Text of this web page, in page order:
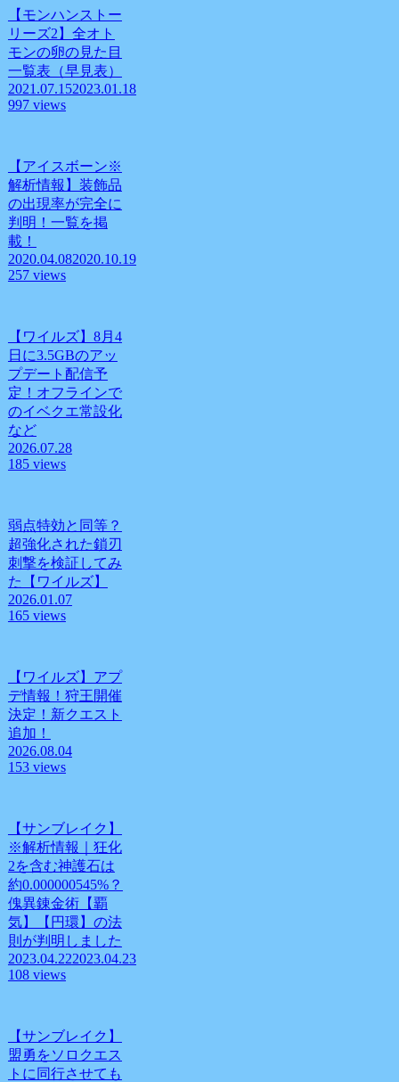
【モンハンストー
リーズ2】全オト
モンの卵の見た目
一覧表（早見表）
2021.07.152023.01.18
997 views
【アイスボーン※
解析情報】装飾品
の出現率が完全に
判明！一覧を掲
載！
2020.04.082020.10.19
257 views
【ワイルズ】8月4
日に3.5GBのアッ
プデート配信予
定！オフラインで
のイベクエ常設化
など
2026.07.28
185 views
弱点特効と同等？
超強化された鎖刃
刺撃を検証してみ
た【ワイルズ】
2026.01.07
165 views
【ワイルズ】アプ
デ情報！狩王開催
決定！新クエスト
追加！
2026.08.04
153 views
【サンブレイク】
※解析情報｜狂化
2を含む神護石は
約0.000000545%？
傀異錬金術【覇
気】【円環】の法
則が判明しました
2023.04.222023.04.23
108 views
【サンブレイク】
盟勇をソロクエス
トに同行させても